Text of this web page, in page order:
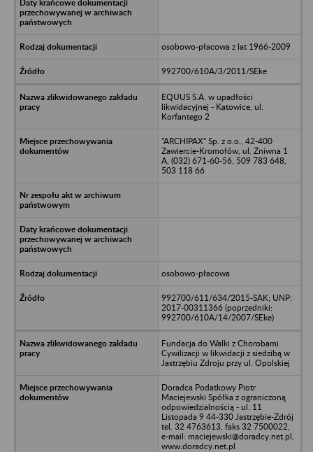
osobowo-płacowa z lat 1966-2009
992700/610A/3/2011/SEke
EQUUS S.A. w upadłości
likwidacyjnej - Katowice, ul.
Korfantego 2
"ARCHIPAX" Sp. z o.o., 42-400
Zawiercie-Kromołów, ul. Żniwna 1
A, (032) 671-60-56, 509 783 648,
503 118 66
osobowo-płacowa
992700/611/634/2015-SAK; UNP:
2017-00311366 (poprzedniki:
992700/610A/14/2007/SEke)
Fundacja do Walki z Chorobami
Cywilizacji w likwidacji z siedzibą w
Jastrzębiu Zdroju przy ul. Opolskiej
Doradca Podatkowy Piotr
Maciejewski Spółka z ograniczoną
odpowiedzialnością - ul. 11
Listopada 9 44-330 Jastrzębie-Zdrój
tel. 32 4763613, faks 32 7500022,
e-mail: maciejewski@doradcy.net.pl,
www.doradcy.net.pl